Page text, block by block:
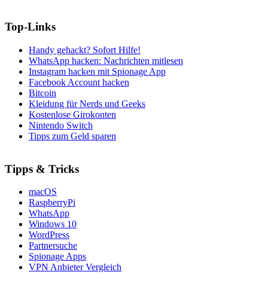
Top-Links
Handy gehackt? Sofort Hilfe!
WhatsApp hacken: Nachrichten mitlesen
Instagram hacken mit Spionage App
Facebook Account hacken
Bitcoin
Kleidung für Nerds und Geeks
Kostenlose Girokonten
Nintendo Switch
Tipps zum Geld sparen
Tipps & Tricks
macOS
RaspberryPi
WhatsApp
Windows 10
WordPress
Partnersuche
Spionage Apps
VPN Anbieter Vergleich